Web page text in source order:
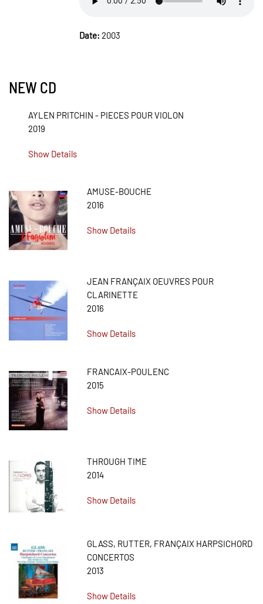
Date: 2003
NEW CD
AYLEN PRITCHIN - PIECES POUR VIOLON
2019
Show Details
AMUSE-BOUCHE
2016
Show Details
JEAN FRANÇAIX OEUVRES POUR
CLARINETTE
2016
Show Details
FRANCAIX-POULENC
2015
Show Details
THROUGH TIME
2014
Show Details
GLASS, RUTTER, FRANÇAIX HARPSICHORD
CONCERTOS
2013
Show Details